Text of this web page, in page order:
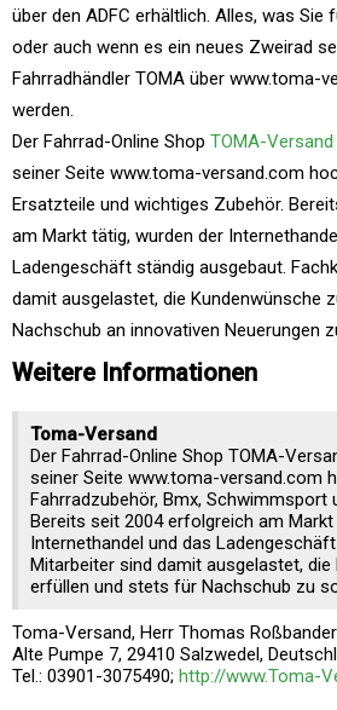
über den ADFC erhältlich. Alles, was Sie
oder auch wenn es ein neues Zweirad
Fahrradhändler TOMA über www.toma-
werden.
Der Fahrrad-Online Shop TOMA-Versand
seiner Seite www.toma-versand.com
Ersatzteile und wichtiges Zubehör.
am Markt tätig, wurden der
Ladengeschäft ständig ausgebaut.
damit ausgelastet, die Kundenwünsche
Nachschub an innovativen Neuerungen
Weitere Informationen
Toma-Versand
Der Fahrrad-Online Shop TOMA-
seiner Seite www.toma-versand.com
Fahrradzubehör, Bmx, Schwimmsport
Bereits seit 2004 erfolgreich am
Internethandel und das
Mitarbeiter sind damit ausgelastet, die
erfüllen und stets für Nachschub zu
Toma-Versand, Herr Thomas Roßbander
Alte Pumpe 7, 29410 Salzwedel,
Tel.: 03901-3075490; http://www.Toma-